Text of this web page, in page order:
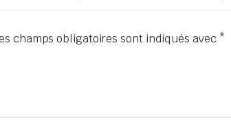
champs obligatoires sont indiqués avec*